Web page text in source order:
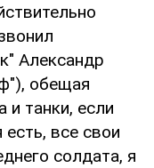
Александр
обещая
и танки, если
есть, все свои
солдата, я